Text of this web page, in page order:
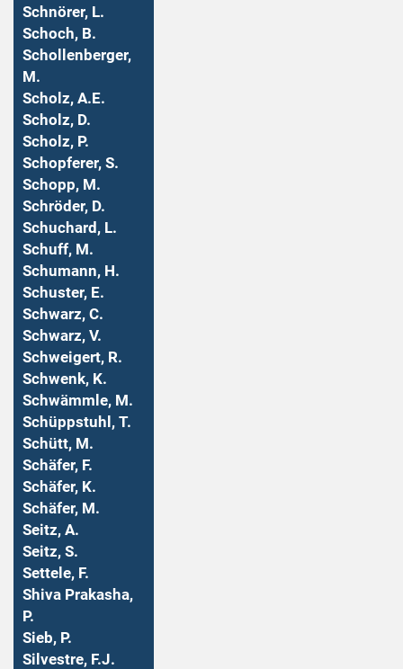
Schnörer, L.
Schoch, B.
Schollenberger,
M.
Scholz, A.E.
Scholz, D.
Scholz, P.
Schopferer, S.
Schopp, M.
Schröder, D.
Schuchard, L.
Schuff, M.
Schumann, H.
Schuster, E.
Schwarz, C.
Schwarz, V.
Schweigert, R.
Schwenk, K.
Schwämmle, M.
Schüppstuhl, T.
Schütt, M.
Schäfer, F.
Schäfer, K.
Schäfer, M.
Seitz, A.
Seitz, S.
Settele, F.
Shiva Prakasha,
P.
Sieb, P.
Silvestre, F.J.